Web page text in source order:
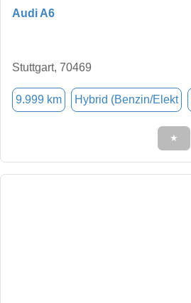
Audi A6
Stuttgart, 70469
9.999 km Hybrid (Benzin/Elekt
★